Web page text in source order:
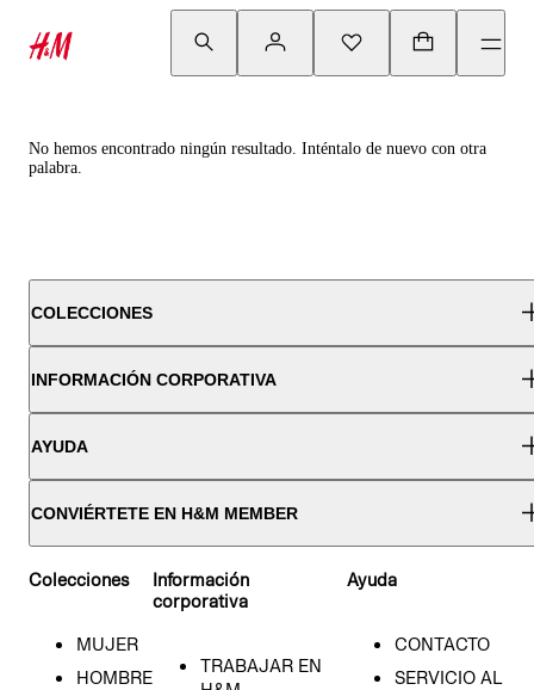
No hemos encontrado ningún resultado. Inténtalo de nuevo con otra
palabra.
COLECCIONES
INFORMACIÓN CORPORATIVA
AYUDA
CONVIÉRTETE EN H&M MEMBER
Colecciones
MUJER
HOMBRE
Información
corporativa
TRABAJAR EN
Ayuda
CONTACTO
SERVICIO AL